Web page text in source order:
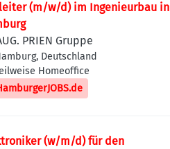
(m/w/d) im Ingenieurbau in
PRIEN Gruppe
Deutschland
Homeoffice
(w/m/d) für den